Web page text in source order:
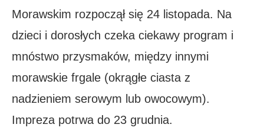
Morawskim rozpoczął się 24 listopada. Na
dzieci i dorosłych czeka ciekawy program i
mnóstwo przysmaków, między innymi
morawskie frgale (okrągłe ciasta z
nadzieniem serowym lub owocowym).
Impreza potrwa do 23 grudnia.